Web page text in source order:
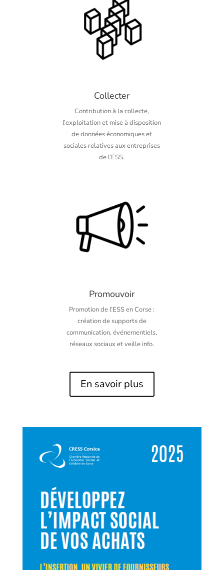
Collecter
Contribution à la collecte,
l’exploitation et mise à disposition
de données économiques et
sociales relatives aux entreprises
de l’ESS.
Promouvoir
Promotion de l’ESS en Corse :
création de supports de
communication, événementiels,
réseaux sociaux et veille info.
En savoir plus